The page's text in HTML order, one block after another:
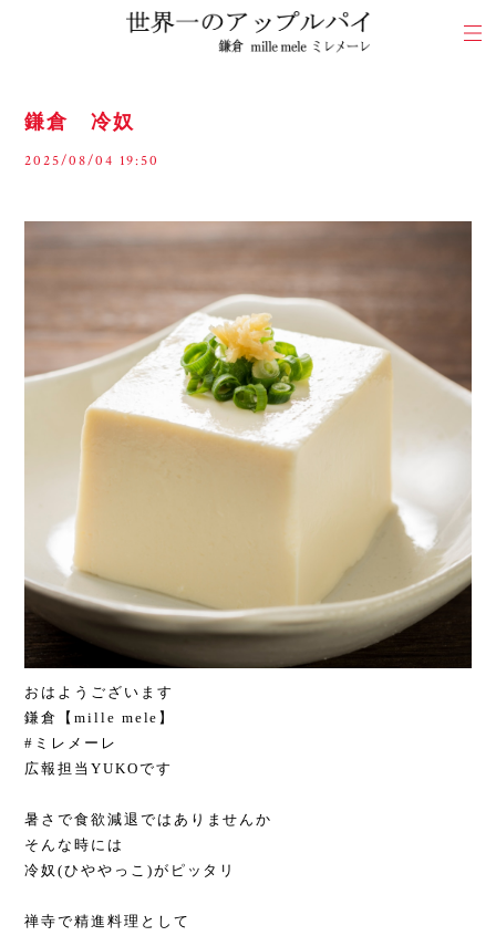
鎌倉 冷奴
2025/08/04 19:50
おはようございます
鎌倉【mille mele】
#ミレメーレ
広報担当YUKOです
暑さで食欲減退ではありませんか
そんな時には
冷奴(ひややっこ)がピッタリ
禅寺で精進料理として